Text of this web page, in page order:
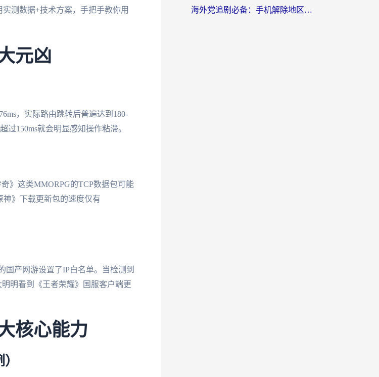
测数据+技术方案，手把手教你用
元凶
，实际路由跳转后普遍达到180-
过150ms就会明显感知操作粘滞。
》这类MMORPG的TCP数据包可能
》下载更新包的速度仅有
国产网游设置了IP白名单。当检测到
明看到《王者荣耀》国服客户端更
核心能力
海外党追剧必备：手机解除地区限制app怎么选？解决央视视频&国内剧地区限制全指南